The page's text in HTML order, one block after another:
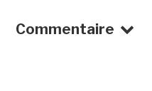
Commentaire